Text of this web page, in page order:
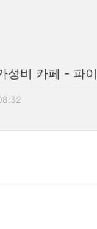
성비 카페 - 파